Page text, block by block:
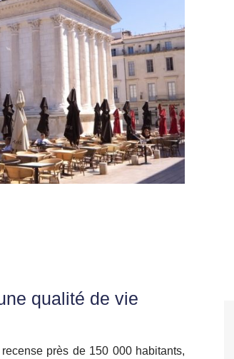
qualité de vie
près de 150 000 habitants,